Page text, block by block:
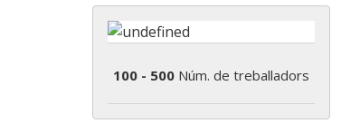
100 - 500Núm. de treballadors